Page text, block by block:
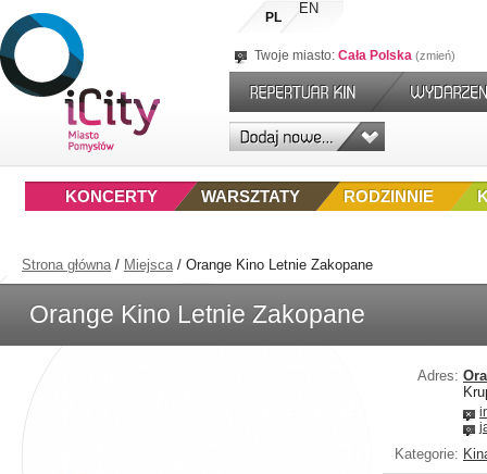
PL
EN
Twoje miasto: Cała Polska zmień
RODZINNIE
WARSZTATY
KONCERTY
Strona główna/ Miejsca/ Orange Kino Letnie Zakopane
Orange Kino Letnie Zakopane
Adres:
Kategorie: